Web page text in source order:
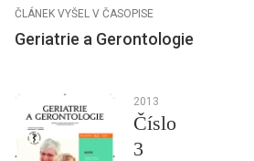
ČLÁNEK VYŠEL V ČASOPISE
Geriatrie a Gerontologie
2013
Číslo
3